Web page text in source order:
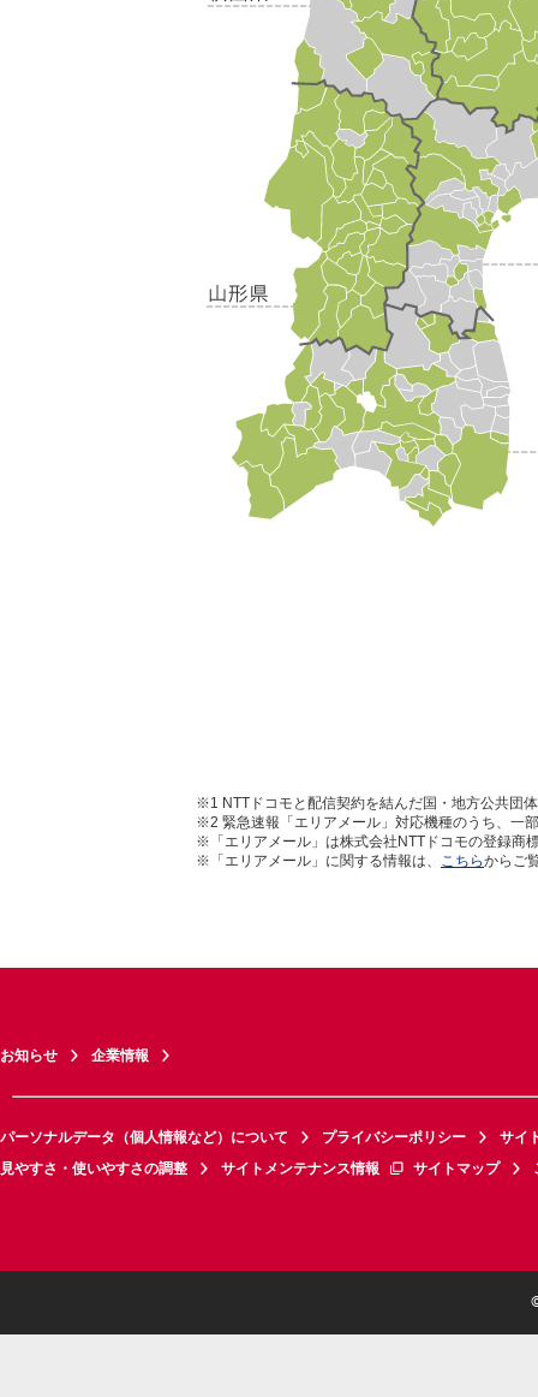
※1 NTTドコモと配信契約を結んだ国・地方公共団
※2 緊急速報「エリアメール」対応機種のうち、一
※「エリアメール」は株式会社NTTドコモの登録商
※「エリアメール」に関する情報は、
こちらからご
お知らせ 企業情報
パーソナルデータ（個人情報など）について プライバシーポリシー
サイ
見やすさ・使いやすさの調整
サイトメンテナンス情報 サイトマップ